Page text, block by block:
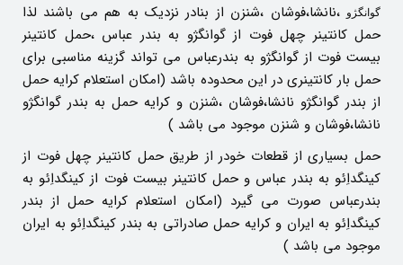
گوانگژو ،نانشا،فوشان ،شنزن از بنادر نزدیک به هم می باشند لذا
حمل کانتینر چهل فوت از گوانگژو به بندر عباس ،حمل کانتینر
بیست فوت از گوانگژو به بندرعباس می تواند گزینه مناسبی برای
حمل بار کانتینری در این محدوده باشد (امکان استعلام کرایه حمل
از بندر گوانگژو نانشا،فوشان ،شنزن و کرایه حمل به بندر گوانگژو
نانشا،فوشان و شنزن موجود می باشد )
حمل بسیاری از قطعات خودر از طریق حمل کانتینر چهل فوت از
کینگداِئو به بندر عباس و حمل کانتینر بیست فوت از کینگداِئو به
بندرعباس صورت می گیرد (امکان استعلام کرایه حمل از بندر
کینگداِئو به ایران و کرایه حمل صادراتی به بندر کینگداِئو به ایران
موجود می باشد )